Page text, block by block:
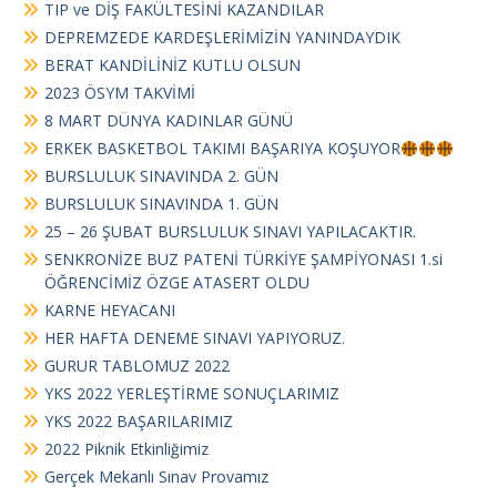
TIP ve DİŞ FAKÜLTESİNİ KAZANDILAR
DEPREMZEDE KARDEŞLERİMİZİN YANINDAYDIK
BERAT KANDİLİNİZ KUTLU OLSUN
2023 ÖSYM TAKVİMİ
8 MART DÜNYA KADINLAR GÜNÜ
ERKEK BASKETBOL TAKIMI BAŞARIYA KOŞUYOR
BURSLULUK SINAVINDA 2. GÜN
BURSLULUK SINAVINDA 1. GÜN
25 – 26 ŞUBAT BURSLULUK SINAVI YAPILACAKTIR.
SENKRONİZE BUZ PATENİ TÜRKİYE ŞAMPİYONASI 1.si
ÖĞRENCİMİZ ÖZGE ATASERT OLDU
KARNE HEYACANI
HER HAFTA DENEME SINAVI YAPIYORUZ.
GURUR TABLOMUZ 2022
YKS 2022 YERLEŞTİRME SONUÇLARIMIZ
YKS 2022 BAŞARILARIMIZ
2022 Piknik Etkinliğimiz
Gerçek Mekanlı Sınav Provamız